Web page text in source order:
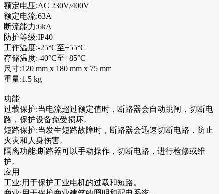
额定电压:AC 230V/400V
额定电流:63A
断流能力:6kA
防护等级:IP40
工作温度:-25°C至+55°C
存储温度:-40°C至+85°C
尺寸:120 mm x 180 mm x 75 mm
重量:1.5 kg
功能
过载保护:当电流超过额定值时，断路器会自动跳闸，切断电
路，保护设备免受损坏。
短路保护:当发生短路故障时，断路器会迅速切断电路，防止
火灾和人身伤害。
隔离功能:断路器可以手动操作，切断电路，进行检修或维
护。
应用
工业:用于保护工业电机的过载和短路。